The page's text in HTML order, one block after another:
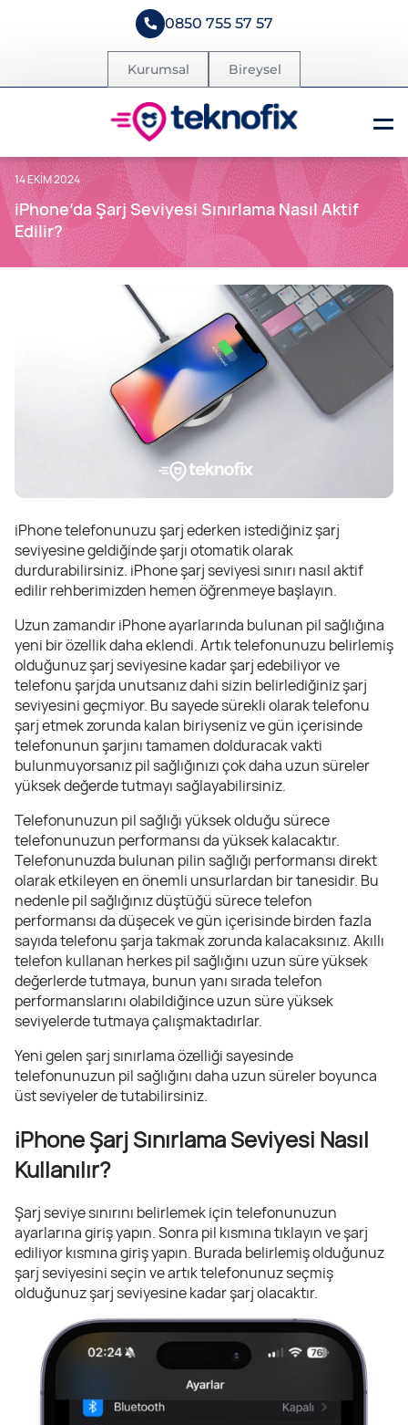
0850 755 57 57
Kurumsal Bireysel
14 EKIM 2024
iPhone’da Şarj Seviyesi Sınırlama Nasıl Aktif
Edilir?
iPhone telefonunuzu şarj ederken istediğiniz şarj
seviyesine geldiğinde şarjı otomatik olarak
durdurabilirsiniz. iPhone şarj seviyesi sınırı nasıl aktif
edilir rehberimizden hemen öğrenmeye başlayın.
Uzun zamandır iPhone ayarlarında bulunan pil sağlığına
yeni bir özellik daha eklendi. Artık telefonunuzu belirlemiş
olduğunuz şarj seviyesine kadar şarj edebiliyor ve
telefonu şarjda unutsanız dahi sizin belirlediğiniz şarj
seviyesini geçmiyor. Bu sayede sürekli olarak telefonu
şarj etmek zorunda kalan biriyseniz ve gün içerisinde
telefonunun şarjını tamamen dolduracak vakti
bulunmuyorsanız pil sağlığınızı çok daha uzun süreler
yüksek değerde tutmayı sağlayabilirsiniz.
Telefonunuzun pil sağlığı yüksek olduğu sürece
telefonunuzun performansı da yüksek kalacaktır.
Telefonunuzda bulunan pilin sağlığı performansı direkt
olarak etkileyen en önemli unsurlardan bir tanesidir. Bu
nedenle pil sağlığınız düştüğü sürece telefon
performansı da düşecek ve gün içerisinde birden fazla
sayıda telefonu şarja takmak zorunda kalacaksınız. Akıllı
telefon kullanan herkes pil sağlığını uzun süre yüksek
değerlerde tutmaya, bunun yanı sırada telefon
performanslarını olabildiğince uzun süre yüksek
seviyelerde tutmaya çalışmaktadırlar.
Yeni gelen şarj sınırlama özelliği sayesinde
telefonunuzun pil sağlığını daha uzun süreler boyunca
üst seviyeler de tutabilirsiniz.
iPhone Şarj Sınırlama Seviyesi Nasıl
Kullanılır?
Şarj seviye sınırını belirlemek için telefonunuzun
ayarlarına giriş yapın. Sonra pil kısmına tıklayın ve şarj
ediliyor kısmına giriş yapın. Burada belirlemiş olduğunuz
şarj seviyesini seçin ve artık telefonunuz seçmiş
olduğunuz şarj seviyesine kadar şarj olacaktır.